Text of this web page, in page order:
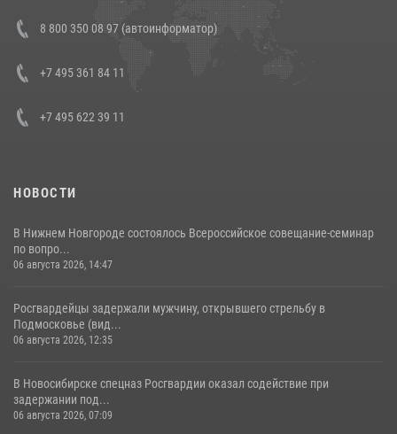
В Росгвардии прошла военно-научная конференция по обобщению
боевого опыта
8 800 350 08 97 (автоинформатор)
+7 495 361 84 11
+7 495 622 39 11
НОВОСТИ
В Нижнем Новгороде состоялось Всероссийское совещание-семинар
по вопро...
06 августа 2026, 14:47
Росгвардейцы задержали мужчину, открывшего стрельбу в
Подмосковье (вид...
06 августа 2026, 12:35
В Новосибирске спецназ Росгвардии оказал содействие при
задержании под...
06 августа 2026, 07:09